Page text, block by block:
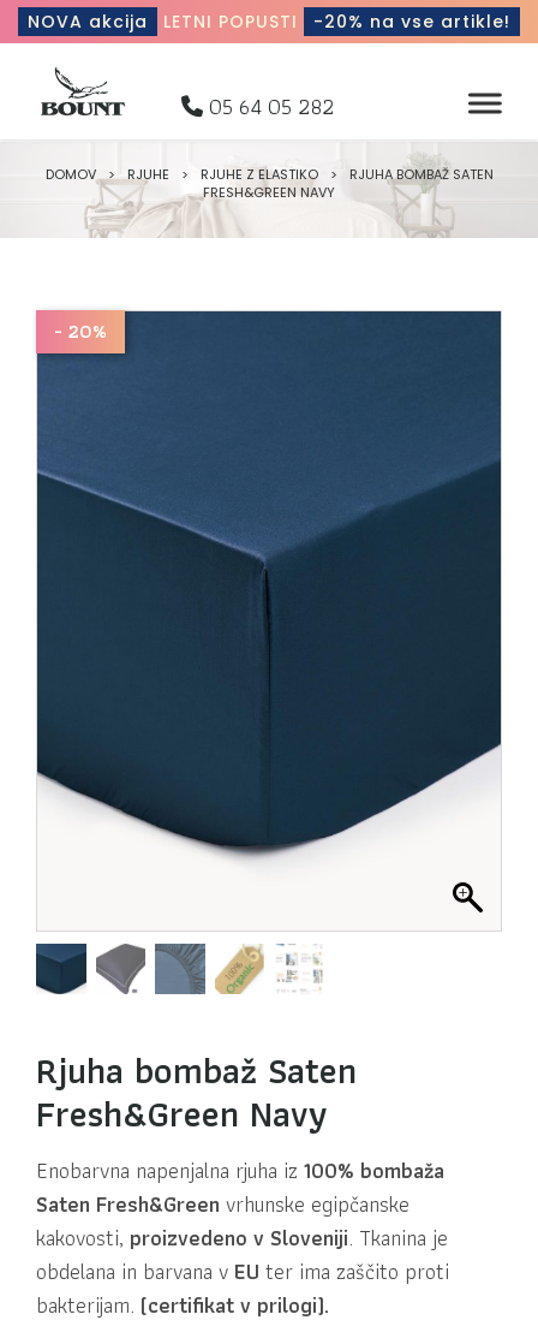
NOVA akcija LETNI POPUSTI -20% na vse artikle!
05 64 05 282
DOMOV > RJUHE > RJUHE Z ELASTIKO >
RJUHA BOMBAŽ SATEN
FRESH&GREEN NAVY
- 20%
Rjuha bombaž Saten
Fresh&Green Navy
Enobarvna napenjalna rjuha iz 100% bombaža
Saten Fresh&Green vrhunske egipčanske
kakovosti, proizvedeno v Sloveniji. Tkanina je
obdelana in barvana v EU ter ima zaščito proti
bakterijam. (certifikat v prilogi).